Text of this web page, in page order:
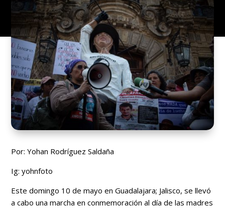
Por:Yohan Rodríguez Saldaña
Ig: yohnfoto
Este domingo 10 de mayo en Guadalajara; Jalisco, se llevó
a cabo una marcha en conmemoración al día de las madres